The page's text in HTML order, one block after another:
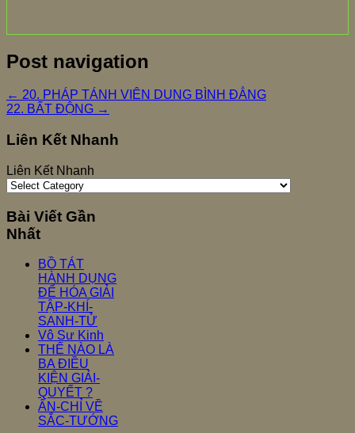
Post navigation
← 20. PHÁP TÁNH VIÊN DUNG BÌNH ĐẲNG
22. BẤT ĐỘNG →
Liên Kết Nhanh
Liên Kết Nhanh
Bài Viết Gần
Nhất
BỒ TÁT
HÀNH DỤNG
ĐỂ HÓA GIẢI
TẬP-KHÍ-
SANH-TỬ
Vô Sư Kinh
THẾ NÀO LÀ
BA ĐIỀU
KIỆN GIẢI-
QUYẾT ?
ẤN-CHỈ VỀ
SẮC-TƯỚNG